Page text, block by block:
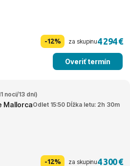
-12% za skupinu4 294 €
Overiť termín
nocí/13 dní)
MallorcaOdlet 15:50 Dĺžka letu: 2h 30m
-12% za skupinu4 300 €